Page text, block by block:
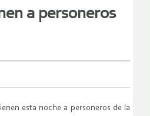
a personeros
esta noche a personeros de la